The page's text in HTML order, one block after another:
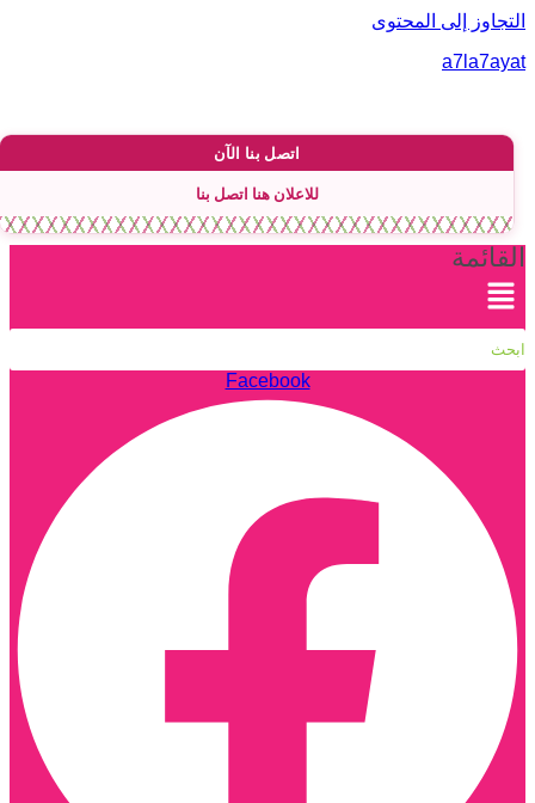
إلى المحتوى
اتصل بنا الآن
للاعلان هنا اتصل بنا
Facebook